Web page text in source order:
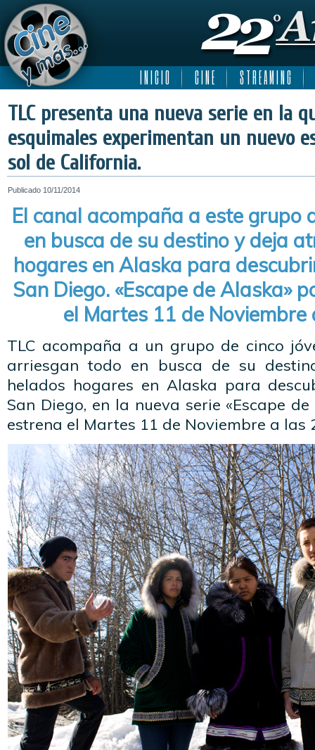
I N I C I O C I N E S T R E A M I N G
TLC presenta una nueva serie en la
esquimales experimentan un nuevo
sol de California.
Publicado 10/11/2014
El canal acompaña a este grupo
en busca de su destino y deja
hogares en Alaska para
San Diego. «Escape de Alaska»
el Martes 11 de Noviembre
TLC acompaña a un grupo de cinco
arriesgan todo en busca de su
helados hogares en Alaska para
San Diego, en la nueva serie «Escape
estrena el Martes 11 de Noviembre a las